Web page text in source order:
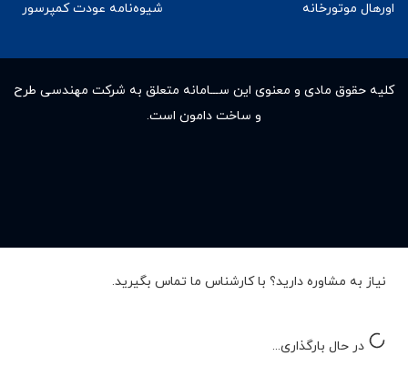
اورهال موتورخانه
شیوه‌نامه عودت کمپرسور
کلیه حقوق مادى و معنوى این ســـامانه متعلق به شرکت مهندسی طرح
و ساخت دامون است.
نیاز به مشاوره دارید؟ با کارشناس ما تماس بگیرید.
در حال بارگذاری...